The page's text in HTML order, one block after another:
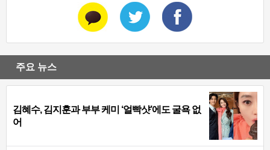
주요 뉴스
김혜수, 김지훈과 부부 케미 ‘얼빡샷’에도 굴욕 없
어